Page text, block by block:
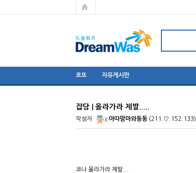
로또 자유게시판
잡담 | 올라가라 제발.....
작성자 아따맘마와동동(211.♡.152.133)
코나 올라가라 제발...